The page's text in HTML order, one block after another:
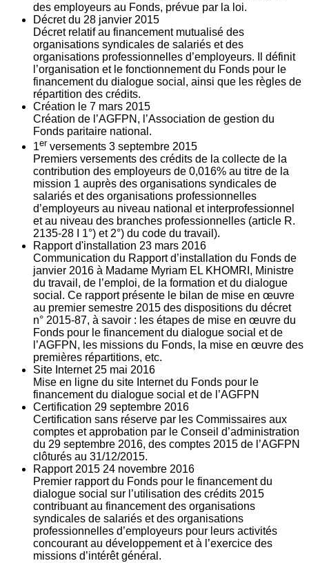
des employeurs au Fonds, prévue par la loi.
Décret du 28 janvier 2015
Décret relatif au financement mutualisé des
organisations syndicales de salariés et des
organisations professionnelles d’employeurs. Il définit
l’organisation et le fonctionnement du Fonds pour le
financement du dialogue social, ainsi que les règles de
répartition des crédits.
Création le 7 mars 2015
Création de l’AGFPN, l’Association de gestion du
Fonds paritaire national.
1er versements 3 septembre 2015
Premiers versements des crédits de la collecte de la
contribution des employeurs de 0,016% au titre de la
mission 1 auprès des organisations syndicales de
salariés et des organisations professionnelles
d’employeurs au niveau national et interprofessionnel
et au niveau des branches professionnelles (article R.
2135‐28 I 1°) et 2°) du code du travail).
Rapport d'installation 23 mars 2016
Communication du Rapport d’installation du Fonds de
janvier 2016 à Madame Myriam EL KHOMRI, Ministre
du travail, de l’emploi, de la formation et du dialogue
social. Ce rapport présente le bilan de mise en œuvre
au premier semestre 2015 des dispositions du décret
n° 2015-87, à savoir : les étapes de mise en œuvre du
Fonds pour le financement du dialogue social et de
l’AGFPN, les missions du Fonds, la mise en œuvre des
premières répartitions, etc.
Site Internet 25 mai 2016
Mise en ligne du site Internet du Fonds pour le
financement du dialogue social et de l’AGFPN
Certification 29 septembre 2016
Certification sans réserve par les Commissaires aux
comptes et approbation par le Conseil d’administration
du 29 septembre 2016, des comptes 2015 de l’AGFPN
clôturés au 31/12/2015.
Rapport 2015 24 novembre 2016
Premier rapport du Fonds pour le financement du
dialogue social sur l’utilisation des crédits 2015
contribuant au financement des organisations
syndicales de salariés et des organisations
professionnelles d’employeurs pour leurs activités
concourant au développement et à l’exercice des
missions d’intérêt général.